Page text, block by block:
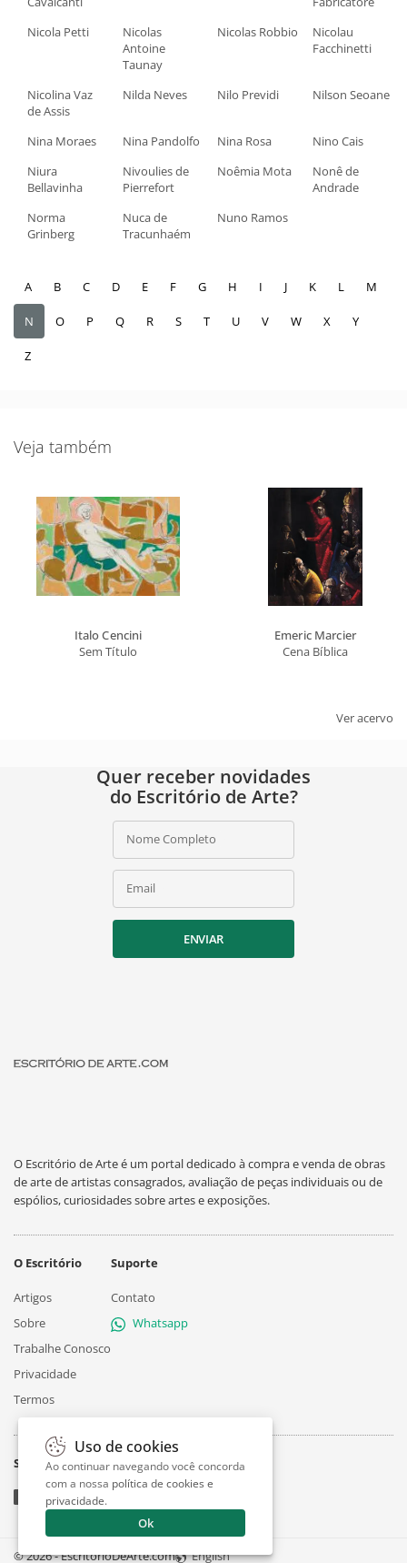
Nicola Petti
Nicolas
Antoine
Taunay
Nicolas Robbio
Nicolau
Facchinetti
Nicolina Vaz
de Assis
Nilda Neves Nilo Previdi Nilson Seoane
Nina Moraes Nina Pandolfo Nina Rosa
Nino Cais
Niura
Bellavinha
Nivoulies de
Pierrefort
Noêmia Mota
Nonê de
Andrade
Norma
Grinberg
Nuca de
Tracunhaém
Nuno Ramos
A B C D E F G H I J K L M
N O P Q R S T U V W X Y
Z
Veja também
Italo Cencini
Sem Título
Emeric Marcier
Cena Bíblica
Ver acervo
Quer receber novidades
do Escritório de Arte?
Nome Completo
Email
ENVIAR
O Escritório de Arte é um portal dedicado à compra e venda de obras
de arte de artistas consagrados, avaliação de peças individuais ou de
espólios, curiosidades sobre artes e exposições.
O Escritório
Artigos
Sobre
Trabalhe Conosco
Privacidade
Termos
Suporte
Contato
Whatsapp
Siga
© 2026 - EscritorioDeArte.com English
Uso de cookies
Ao continuar navegando você concorda
com a nossa política de cookies e
privacidade.
Ok